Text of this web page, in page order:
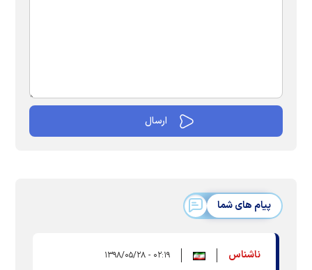
پیام های شما
ناشناس ۰۲:۱۹ - ۱۳۹۸/۰۵/۲۸